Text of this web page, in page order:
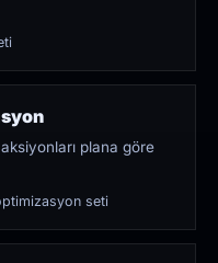
plana göre
seti